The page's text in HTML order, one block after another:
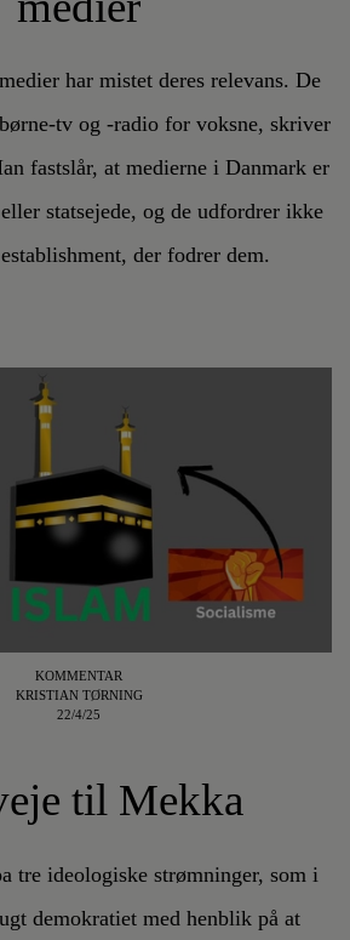
har mistet deres relevans. De
tv og -radio for voksne, skriver
fastslår, at medierne i Danmark er
statsejede, og de udfordrer ikke
der fodrer dem.
KOMMENTAR
KRISTIAN TØRNING
22/4/25
til Mekka
tre ideologiske strømninger, som i
demokratiet med henblik på at